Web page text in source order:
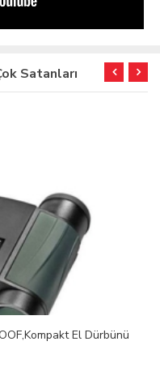
Satanları
El Dürbünü